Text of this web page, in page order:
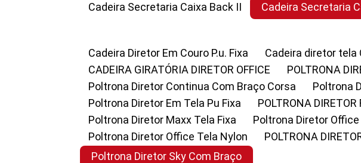
Cadeira Secretaria Caixa Back II
Cadeira Secretaria
Cadeira Diretor Em Couro P.u. Fixa
Cadeira diretor tela
CADEIRA GIRATÓRIA DIRETOR OFFICE
POLTRONA
Poltrona Diretor Continua Com Braço Corsa
Poltrona
Poltrona Diretor Em Tela Pu Fixa
POLTRONA
Poltrona Diretor Maxx Tela Fixa
Poltrona Diretor
Poltrona Diretor Office Tela Nylon
POLTRONA
Poltrona Diretor Sky Com Braço